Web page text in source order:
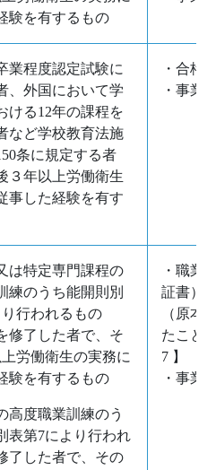
験を有するもの
業程度認定試験に
、外国において学
ける12年の課程を
など学校教育法施
条に規定する者
３年以上労働衛生
事した経験を有す
・合格
・事業
は特定専門課程の
練のうち能開則別
行われるもの
修了した者で、そ
労働衛生の実務に
験を有するもの
高度職業訓練のう
表第7により行われ
了した者で、その
・職業
証書）
（原本
たこと
7 】
・事業